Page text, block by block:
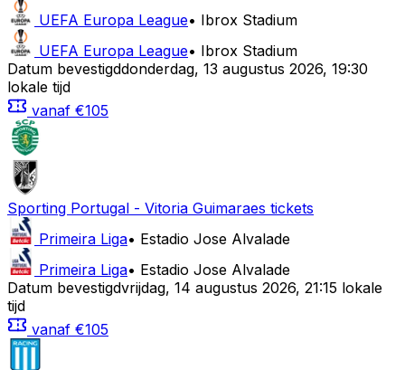
UEFA Europa League• Ibrox Stadium
UEFA Europa League• Ibrox Stadium
Datum bevestigddonderdag, 13 augustus 2026, 19:30
lokale tijd
vanaf €105
Sporting Portugal - Vitoria Guimaraes tickets
Primeira Liga• Estadio Jose Alvalade
Primeira Liga• Estadio Jose Alvalade
Datum bevestigdvrijdag, 14 augustus 2026, 21:15 lokale
tijd
vanaf €105